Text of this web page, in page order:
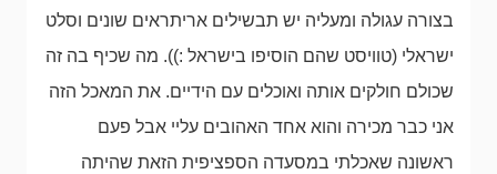
בצורה עגולה ומעליה יש תבשילים אריתראים שונים וסלט
ישראלי (טוויסט שהם הוסיפו בישראל :)). מה שכיף בה זה
שכולם חולקים אותה ואוכלים עם הידיים. את המאכל הזה
אני כבר מכירה והוא אחד האהובים עליי אבל פעם
ראשונה שאכלתי במסעדה הספציפית הזאת שהיתה